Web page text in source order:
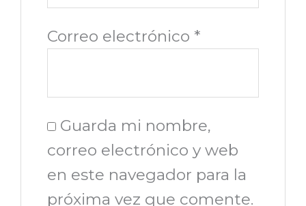
Correo electrónico *
Guarda mi nombre,
correo electrónico y web
en este navegador para la
próxima vez que comente.